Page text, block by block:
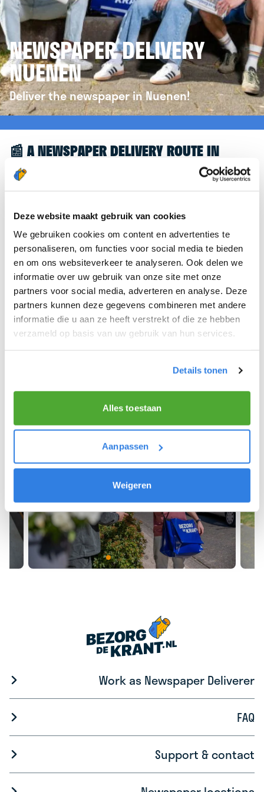
Deze website maakt gebruik van cookies
We gebruiken cookies om content en advertenties te
personaliseren, om functies voor social media te bieden
en om ons websiteverkeer te analyseren. Ook delen we
informatie over uw gebruik van onze site met onze
partners voor social media, adverteren en analyse. Deze
partners kunnen deze gegevens combineren met andere
informatie die u aan ze heeft verstrekt of die ze hebben
verzameld op basis van uw gebruik van hun services.
Details tonen
Alles toestaan
Aanpassen
Weigeren
NEWSPAPER DELIVERY
NUENEN
Deliver the newspaper in Nuenen!
📰 A NEWSPAPER DELIVERY ROUTE IN
NUENEN
Great to see you're interested in a newspaper
we’d like to refer you to thekrantenbezorgen.nl
website. There, you can easily sign up to deliver
newspapers in Nuenen.
We hope you can get started soon and wish you
the best of luck! 🚴‍♂️💨
Work as Newspaper Deliverer
FAQ
Support & contact